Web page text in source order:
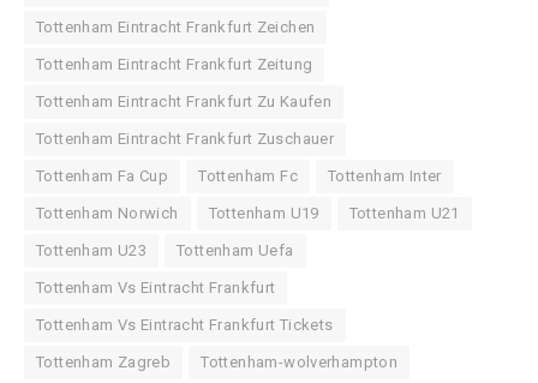
Tottenham Eintracht Frankfurt Zeichen
Tottenham Eintracht Frankfurt Zeitung
Tottenham Eintracht Frankfurt Zu Kaufen
Tottenham Eintracht Frankfurt Zuschauer
Tottenham Fa Cup Tottenham Fc Tottenham Inter
Tottenham Norwich Tottenham U19 Tottenham U21
Tottenham U23 Tottenham Uefa
Tottenham Vs Eintracht Frankfurt
Tottenham Vs Eintracht Frankfurt Tickets
Tottenham Zagreb Tottenham-wolverhampton